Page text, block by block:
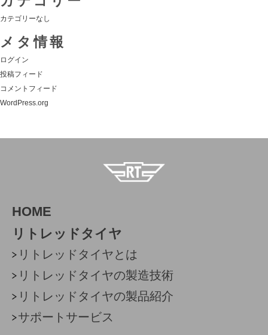
カテゴリーなし
メタ情報
ログイン
投稿フィード
コメントフィード
WordPress.org
HOME
リトレッドタイヤ
リトレッドタイヤとは
リトレッドタイヤの製造技術
リトレッドタイヤの製品紹介
サポートサービス